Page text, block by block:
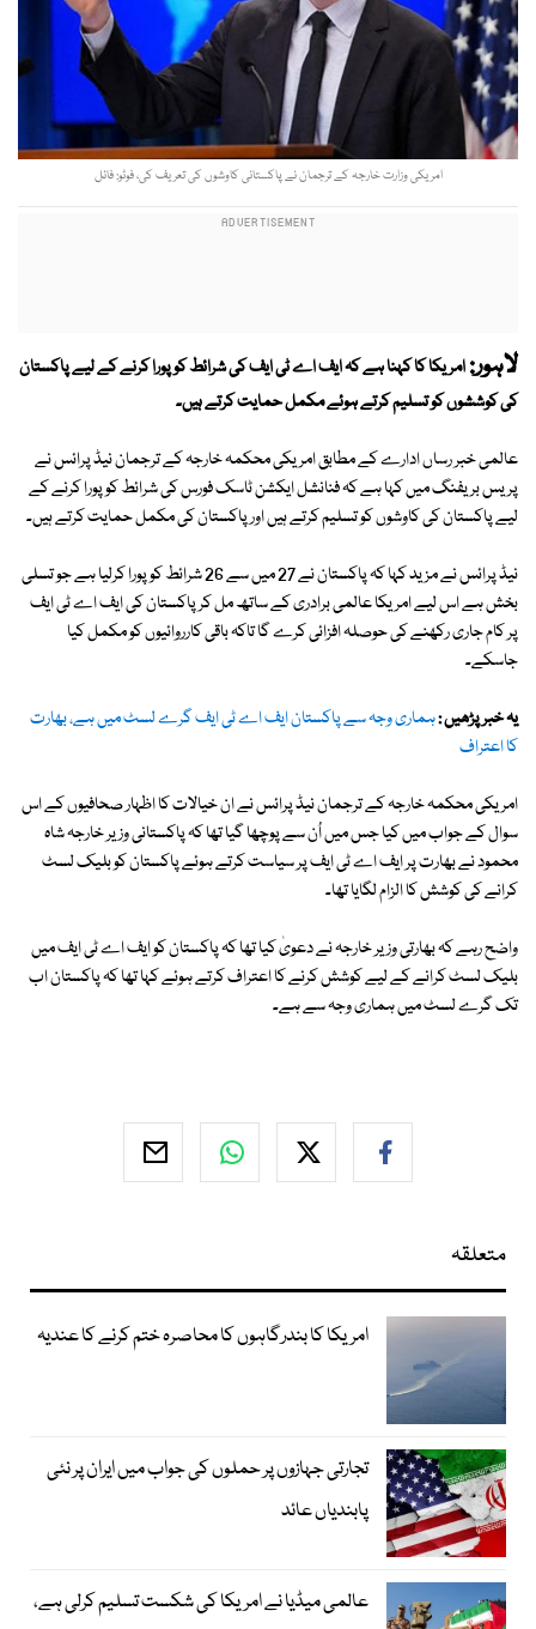
امریکی وزارت خارجہ کے ترجمان نے پاکستانی کاوشوں کی تعریف کی، فوٹو: فائل
لاہور:امریکا کا کہنا ہے کہ ایف اے ٹی ایف کی شرائط کو پورا کرنے کے لیے پاکستان
کی کوششوں کو تسلیم کرتے ہوئے مکمل حمایت کرتے ہیں۔
عالمی خبر رساں ادارے کے مطابق امریکی محکمہ خارجہ کے ترجمان نیڈ پرائس نے
پریس بریفنگ میں کہا ہے کہ فنانشل ایکشن ٹاسک فورس کی شرائط کو پورا کرنے کے
لیے پاکستان کی کاوشوں کو تسلیم کرتے ہیں اور پاکستان کی مکمل حمایت کرتے ہیں۔
نیڈ پرائس نے مزید کہا کہ پاکستان نے 27 میں سے 26 شرائط کو پورا کرلیا ہے جو تسلی
بخش ہے اس لیے امریکا عالمی برادری کے ساتھ مل کر پاکستان کی ایف اے ٹی ایف
پر کام جاری رکھنے کی حوصلہ افزائی کرے گا تاکہ باقی کارروائیوں کو مکمل کیا
جاسکے۔
یہ خبر پڑھیں :ہماری وجہ سے پاکستان ایف اے ٹی ایف گرے لسٹ میں ہے، بھارت
کا اعتراف
امریکی محکمہ خارجہ کے ترجمان نیڈ پرائس نے ان خیالات کا اظہار صحافیوں کے اس
سوال کے جواب میں کیا جس میں اُن سے پوچھا گیا تھا کہ پاکستانی وزیر خارجہ شاہ
محمود نے بھارت پر ایف اے ٹی ایف پر سیاست کرتے ہوئے پاکستان کو بلیک لسٹ
کرانے کی کوشش کا الزام لگایا تھا۔
واضح رہے کہ بھارتی وزیر خارجہ نے دعویٰ کیا تھا کہ پاکستان کو ایف اے ٹی ایف میں
بلیک لسٹ کرانے کے لیے کوشش کرنے کا اعتراف کرتے ہوئے کہا تھا کہ پاکستان اب
تک گرے لسٹ میں ہماری وجہ سے ہے۔
متعلقہ
امریکا کا بندرگاہوں کا محاصرہ ختم کرنے کا عندیہ
تجارتی جہازوں پر حملوں کی جواب میں ایران پر نئی
پابندیاں عائد
عالمی میڈیا نے امریکا کی شکست تسلیم کرلی ہے،